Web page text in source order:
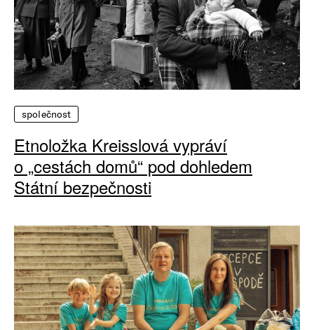
společnost
Etnoložka Kreisslová vypráví
o „cestách domů“ pod dohledem
Státní bezpečnosti